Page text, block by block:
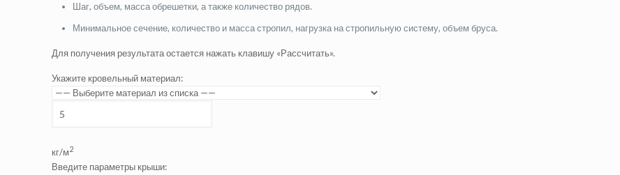
Шаг, объем, масса обрешетки, а также количество рядов.
Минимальное сечение, количество и масса стропил, нагрузка на стропильную систему, объем бруса.
Для получения результата остается нажать клавишу «Рассчитать».
Укажите кровельный материал:
кг/м2
Введите параметры крыши: